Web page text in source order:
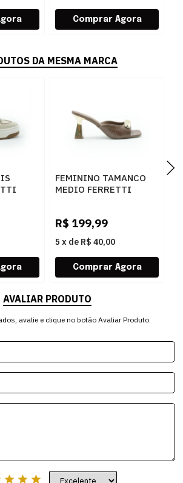
DA MESMA MARCA
FEMININO TAMANCO
MEDIO FERRETTI
R$ 199,99
5 x de R$ 40,00
AVALIAR PRODUTO
avalie e clique no botão Avaliar Produto.